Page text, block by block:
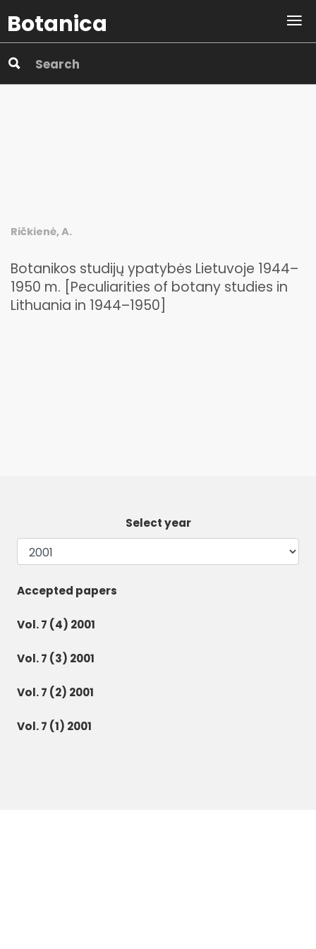
Botanica
Ričkienė, A.
Botanikos studijų ypatybės Lietuvoje 1944–
1950 m. [Peculiarities of botany studies in
Lithuania in 1944–1950]
Select year
Accepted papers
Vol. 7 (4) 2001
Vol. 7 (3) 2001
Vol. 7 (2) 2001
Vol. 7 (1) 2001